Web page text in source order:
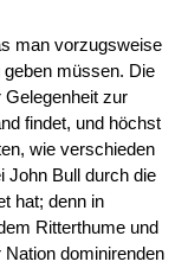
man vorzugsweise
müssen. Die
Gelegenheit zur
findet, und höchst
wie verschieden
John Bull durch die
hat; denn in
Ritterthume und
dominirenden